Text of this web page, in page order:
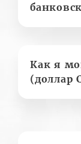
Как я
(доллар